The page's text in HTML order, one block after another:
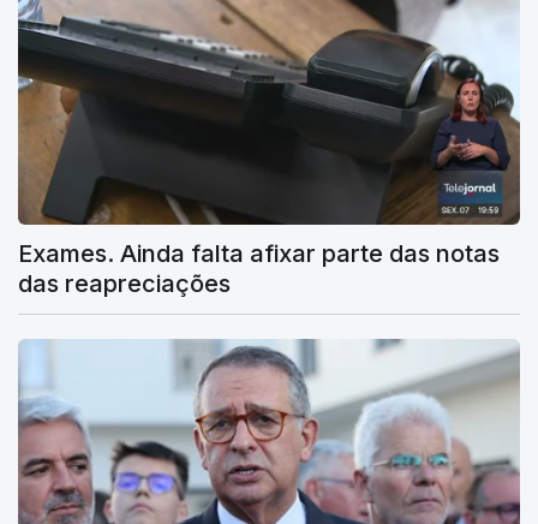
Exames. Ainda falta afixar parte das notas
das reapreciações